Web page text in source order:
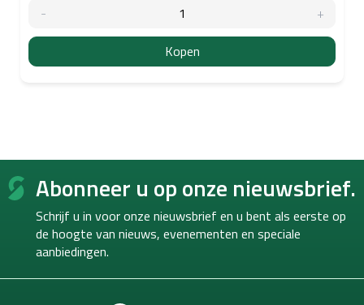
Kopen
F
Abonneer u op onze nieuwsbrief.
Schrijf u in voor onze nieuwsbrief en u bent als eerste op
de hoogte van nieuws, evenementen en speciale
aanbiedingen.